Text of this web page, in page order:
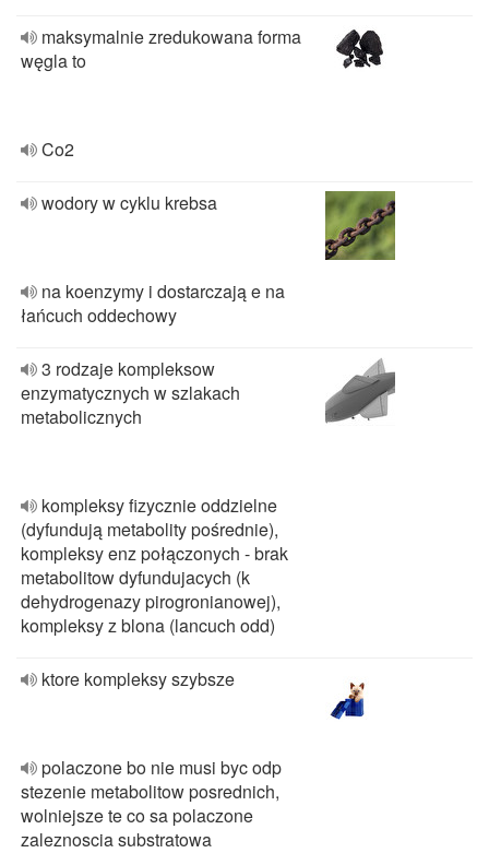
maksymalnie zredukowana forma
węgla to
Co2
wodory w cyklu krebsa
na koenzymy i dostarczają e na
łańcuch oddechowy
3 rodzaje kompleksow
enzymatycznych w szlakach
metabolicznych
kompleksy fizycznie oddzielne
(dyfundują metabolity pośrednie),
kompleksy enz połączonych - brak
metabolitow dyfundujacych (k
dehydrogenazy pirogronianowej),
kompleksy z blona (lancuch odd)
ktore kompleksy szybsze
polaczone bo nie musi byc odp
stezenie metabolitow posrednich,
wolniejsze te co sa polaczone
zaleznoscia substratowa